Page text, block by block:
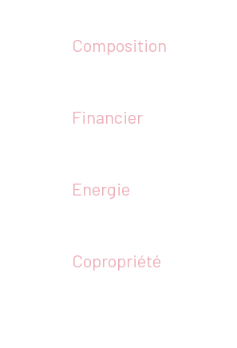
Composition
Financier
Energie
Copropriété